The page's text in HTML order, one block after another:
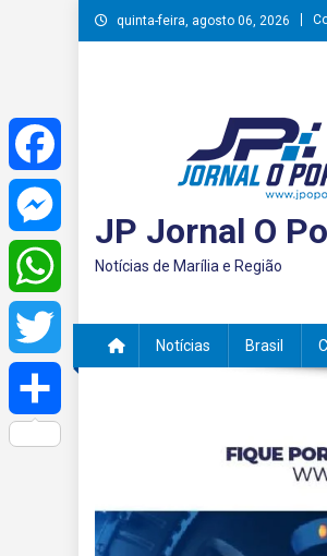
Skip
to
quinta-feira, agosto 06, 2026
JP Jornal O
Notícias de Marília e Região
Notícias Brasil
Facebook
Messenger
WhatsApp
Twitter
Share